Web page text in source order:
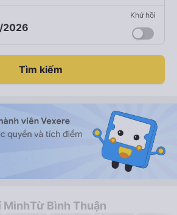
2026
Khứ hồi
Tìm kiếm
MinhTừ Bình Thuận